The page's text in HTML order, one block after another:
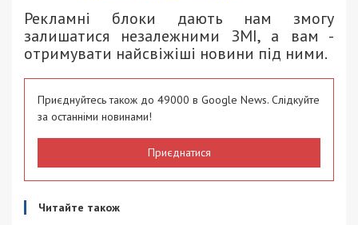
Рекламні блоки дають нам змогу
залишатися незалежними ЗМІ, а вам -
отримувати найсвіжіші новини під ними.
Приєднуйтесь також до 49000 в Google News. Слідкуйте
за останніми новинами!
Приєднатися
Читайте також